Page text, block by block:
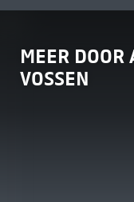
MEER DOOR
VOSSEN